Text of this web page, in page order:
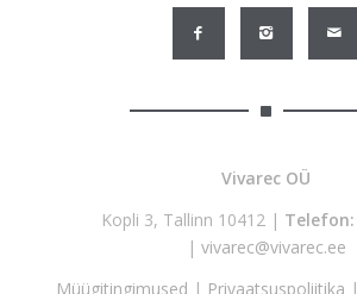
Vivarec OÜ
Kopli 3, Tallinn 10412 | Telefon:
| vivarec@vivarec.ee
Müügitingimused | Privaatsuspoliitika |